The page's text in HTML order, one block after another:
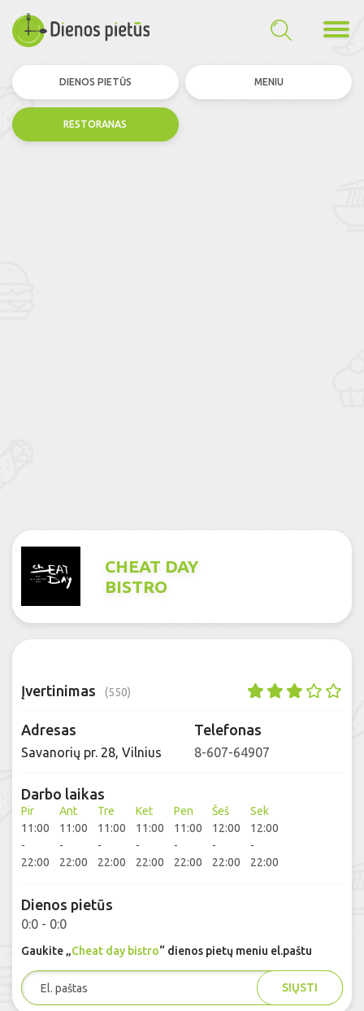
DIENOS PIETŪS MENIU
RESTORANAS
CHEAT DAY
BISTRO
Įvertinimas (550)
Adresas
Savanorių pr. 28, Vilnius
Telefonas
8-607-64907
Darbo laikas
Pir
11:00
-
22:00
Ant
11:00
-
22:00
Tre
11:00
-
22:00
Ket
11:00
-
22:00
Pen
11:00
-
22:00
Šeš
12:00
-
22:00
Sek
12:00
-
22:00
Dienos pietūs
0:0 - 0:0
Gaukite „Cheat day bistro“ dienos pietų meniu el.paštu
SIŲSTI